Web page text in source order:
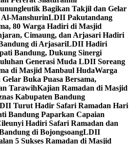
Bagikan Takjil dan Gelar
Al-ManshurinLDII Pakutandang
80 Warga Hadiri di Masjid
Cimaung, dan Arjasari Hadiri
di ArjasariLDII Hadiri
Bandung, Dukung Sinergi
Generasi Muda LDII Soreang
di Masjid Manbaul HudaWarga
Buka Puasa Bersama,
TarawihKajian Ramadan di Masjid
Kabupaten Bandung
Turut Hadir Safari Ramadan Hari
Bandung Paparkan Capaian
Hadiri Safari Ramadan dan
di BojongsoangLDII
5 Sukses Ramadan di Masjid